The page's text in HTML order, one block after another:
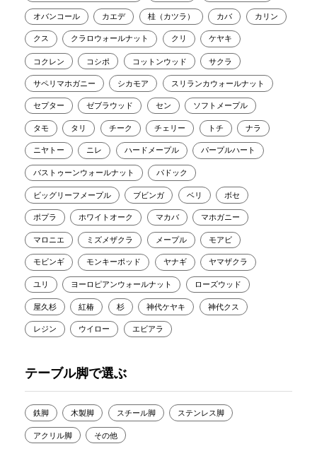
オバンコール カエデ 桂（カツラ） カバ カリン
クス クラロウォールナット クリ ケヤキ
コクレン コシポ コットンウッド サクラ
サペリマホガニー シカモア スリランカウォールナット
セプター ゼブラウッド セン ソフトメープル
タモ タリ チーク チェリー トチ ナラ
ニヤトー ニレ ハードメープル パープルハート
バストゥーンウォールナット パドック
ビッグリーフメープル ブビンガ ベリ ボセ
ポプラ ホワイトオーク マカバ マホガニー
マロニエ ミズメザクラ メープル モアビ
モビンギ モンキーポッド ヤナギ ヤマザクラ
ユリ ヨーロピアンウォールナット ローズウッド
屋久杉 紅椿 杉 神代ケヤキ 神代クス
レジン ウイロー エビアラ
テーブル脚で選ぶ
鉄脚 木製脚 スチール脚 ステンレス脚
アクリル脚 その他